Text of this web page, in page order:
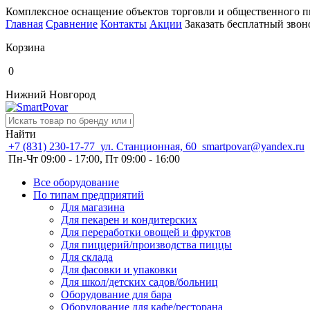
Комплексное оснащение объектов торговли и общественного
Главная Сравнение Контакты Акции Заказать бесплатный
Корзина
0
Нижний Новгород
Найти
+7 (831) 230-17-77 ул. Станционная, 60 smartpovar@yandex.ru
Пн-Чт 09:00 - 17:00, Пт 09:00 - 16:00
Все оборудование
По типам предприятий
Для магазина
Для пекарен и кондитерских
Для переработки овощей и фруктов
Для пиццерий/производства пиццы
Для склада
Для фасовки и упаковки
Для школ/детских садов/больниц
Оборудование для бара
Оборудование для кафе/ресторана